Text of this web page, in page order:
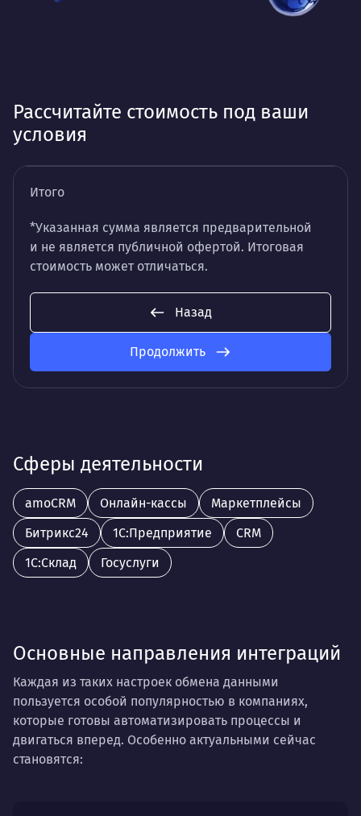
Рассчитайте стоимость под ваши
условия
Итого
*Указанная сумма является предварительной
и не является публичной офертой. Итоговая
стоимость может отличаться.
Назад
Продолжить
Сферы деятельности
amoCRM Онлайн-кассы
Маркетплейсы
Битрикс24
1С:Предприятие
CRM
1С:Склад
Госуслуги
Основные направления интеграций
Каждая из таких настроек обмена данными
пользуется особой популярностью в компаниях,
которые готовы автоматизировать процессы и
двигаться вперед. Особенно актуальными сейчас
становятся: